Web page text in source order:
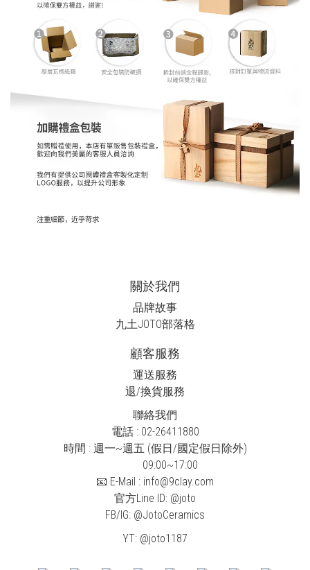
關於我們
品牌故事
九土JOTO部落格
顧客服務
運送服務
退/換貨服務
聯絡我們
電話 : 02-26411880
時間 : 週一~週五 (假日/國定假日除外)
09:00~17:00
📧 E-Mail : info@9clay.com
官方Line ID: @joto
FB/IG: @JotoCeramics
YT: @joto1187